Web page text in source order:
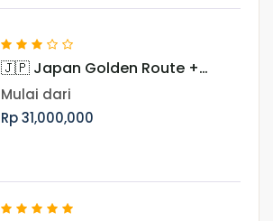
🇯🇵 Japan Golden Route +
Shirakawago Periode Libur Akhir
Tahun
Mulai dari
Rp 31,000,000